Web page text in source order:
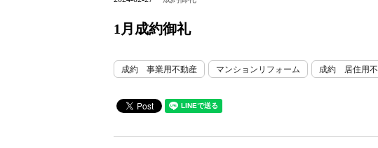
1月成約御礼
成約 事業用不動産 マンションリフォーム 成約 居住用